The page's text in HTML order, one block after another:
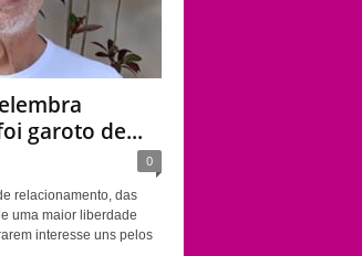
garoto de...
0
relacionamento, das
uma maior liberdade
interesse uns pelos